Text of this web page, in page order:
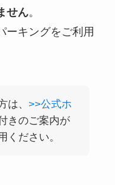
せん。
ーキングをご利用
は、 >>公式ホ
きのご案内が
ください。